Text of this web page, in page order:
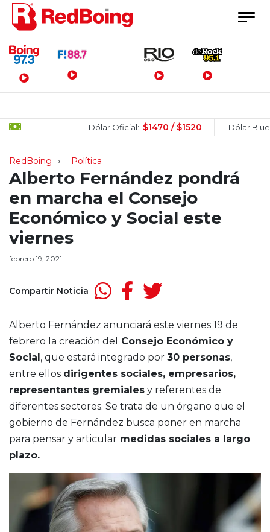
Menú Principal
Dólar Oficial: $1470 / $1520 Dólar Blue:
RedBoing Política
Alberto Fernández pondrá
en marcha el Consejo
Económico y Social este
viernes
febrero 19, 2021
Compartir Noticia
Alberto Fernández anunciará este viernes 19 de
febrero la creación del
Consejo Económico y
Social , que estará integrado por 30 personas,
entre ellos dirigentes sociales, empresarios,
representantes gremiales y referentes de
diferentes sectores. Se trata de un órgano que el
gobierno de Fernández busca poner en marcha
para pensar y articular medidas sociales a largo
plazo.